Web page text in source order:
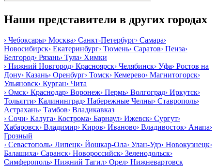
Наши представители в других городах
› Чебоксары› Москва› Санкт-Петербург› Самара›
Новосибирск› Екатеринбург› Тюмень› Саратов› Пенза›
Белгород› Рязань› Тула› Химки
› Нижний Новгород› Красноярск› Челябинск› Уфа› Ростов на
Дону› Казань› Оренбург› Томск› Кемерево› Магнитогорск›
Ульяновск› Курган› Чита
› Омск› Краснодар› Воронеж› Пермь› Волгоград› Иркутск›
Тольятти› Калининград› Набережные Челны› Ставрополь›
Астрахань› Тамбов› Владикавказ
› Сочи› Калуга› Кострома› Барнаул› Ижевск› Сургут›
Хабаровск› Владимир› Киров› Иваново› Владивосток› Анапа›
Грозный
› Севастополь› Липецк› Йошкар-Ола› Улан-Удэ› Новокузнецк›
Балашиха› Саранск› Новороссийск› Зеленодольск›
Симферополь› Нижний Тагил› Орел› Нижневартовск